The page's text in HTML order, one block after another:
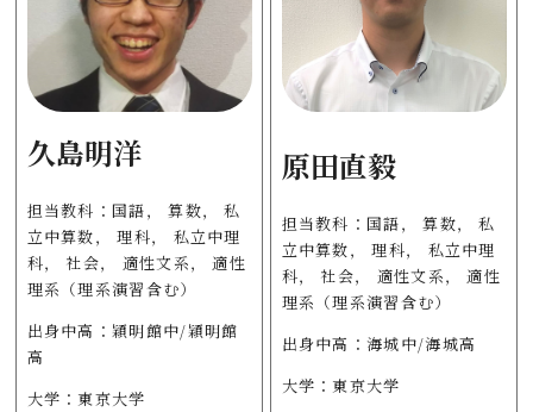
久島明洋
担当教科：国語， 算数， 私
立中算数， 理科， 私立中理
科， 社会， 適性文系， 適性
理系（理系演習含む）
出身中高：穎明館中/穎明館
高
大学：東京大学
原田直毅
担当教科：国語， 算数， 私
立中算数， 理科， 私立中理
科， 社会， 適性文系， 適性
理系（理系演習含む）
出身中高：海城中/海城高
大学：東京大学